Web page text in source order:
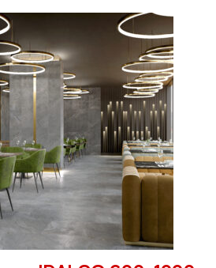
600x1200 (45,36 м2)